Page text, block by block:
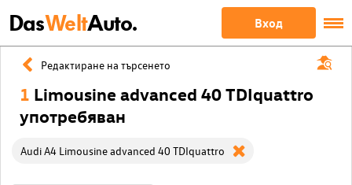
DasWeltAuto. Вход
Редактиране на търсенето
1 Limousine advanced 40 TDIquattro
употребяван
Audi A4 Limousine advanced 40 TDIquattro